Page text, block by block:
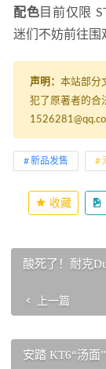
配色目前仅限
迷们不妨前往围
声明： 本站部分
犯了原著者的合
新品发售
收藏
酸死了！耐克
上一篇
安踏 KT6“汤面